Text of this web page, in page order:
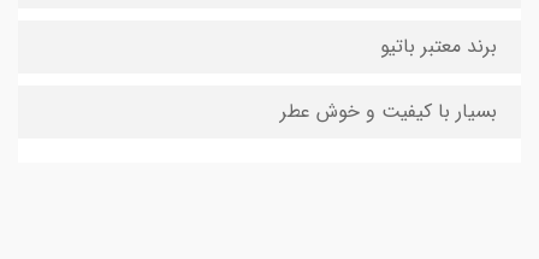
برند معتبر باتیو
بسیار با کیفیت و خوش عطر